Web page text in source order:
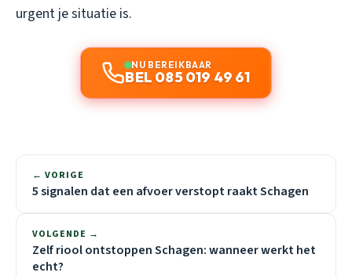
urgent je situatie is.
NU BEREIKBAAR
BEL 085 019 49 61
← VORIGE
5 signalen dat een afvoer verstopt raakt Schagen
VOLGENDE →
Zelf riool ontstoppen Schagen: wanneer werkt het
echt?